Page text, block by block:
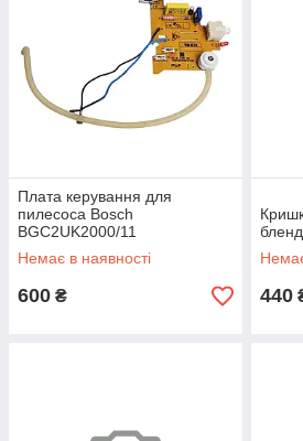
Плата керування для
пилесоса Bosch
BGС2UK2000/11
Немає в наявності
600 ₴ 440